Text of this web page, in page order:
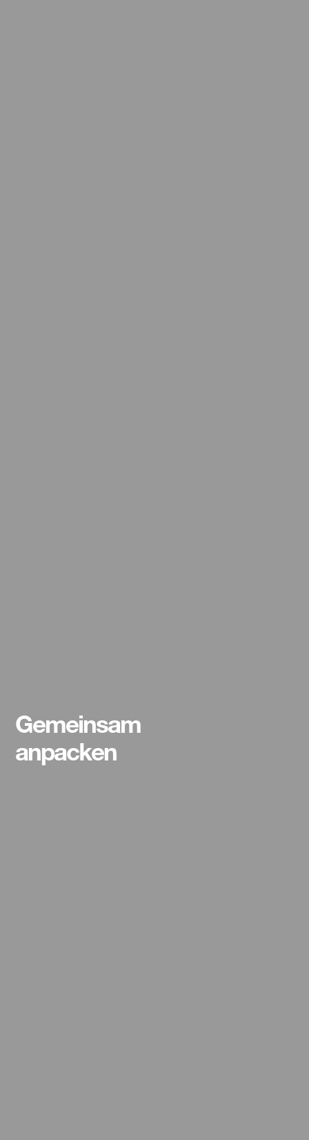
Gemeinsam
anpacken